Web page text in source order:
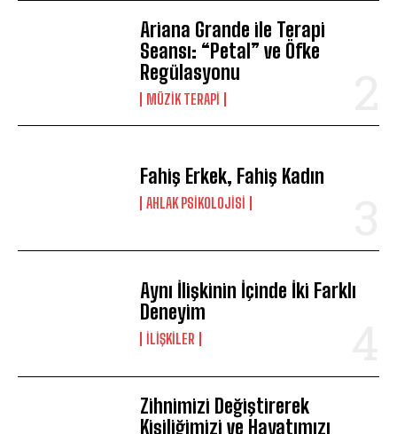
Ariana Grande ile Terapi
Seansı: “Petal” ve Öfke
Regülasyonu
MÜZIK TERAPI
Fahiş Erkek, Fahiş Kadın
AHLAK PSIKOLOJISI
Aynı İlişkinin İçinde İki Farklı
Deneyim
İLIŞKILER
Zihnimizi Değiştirerek
Kişiliğimizi ve Hayatımızı